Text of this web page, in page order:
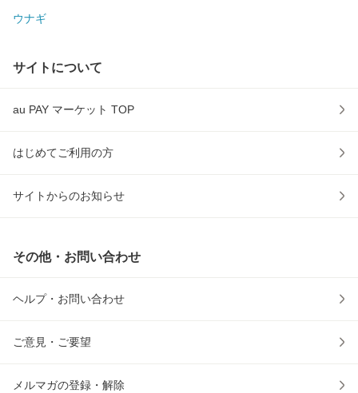
ウナギ
サイトについて
au PAY マーケット TOP
はじめてご利用の方
サイトからのお知らせ
その他・お問い合わせ
ヘルプ・お問い合わせ
ご意見・ご要望
メルマガの登録・解除